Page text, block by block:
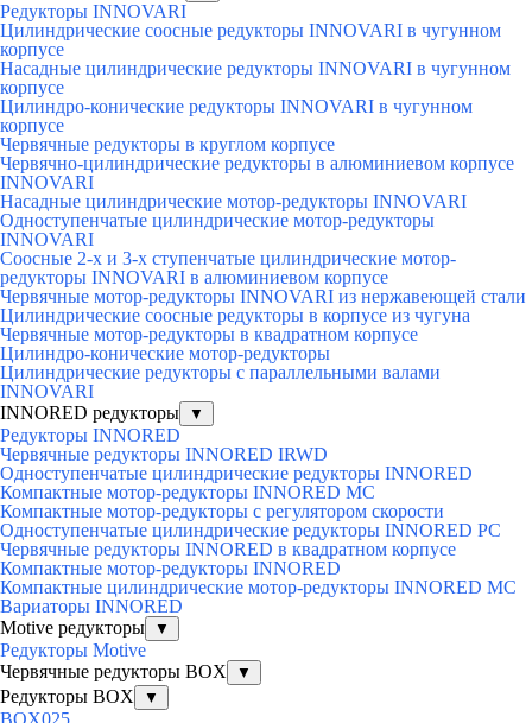
Редукторы INNOVARI
Цилиндрические соосные редукторы INNOVARI в чугунном
корпусе
Насадные цилиндрические редукторы INNOVARI в чугунном
корпусе
Цилиндро-конические редукторы INNOVARI в чугунном
корпусе
Червячные редукторы в круглом корпусе
Червячно-цилиндрические редукторы в алюминиевом корпусе
INNOVARI
Насадные цилиндрические мотор-редукторы INNOVARI
Одноступенчатые цилиндрические мотор-редукторы
INNOVARI
Соосные 2-х и 3-х ступенчатые цилиндрические мотор-
редукторы INNOVARI в алюминиевом корпусе
Червячные мотор-редукторы INNOVARI из нержавеющей стали
Цилиндрические соосные редукторы в корпусе из чугуна
Червячные мотор-редукторы в квадратном корпусе
Цилиндро-конические мотор-редукторы
Цилиндрические редукторы с параллельными валами
INNOVARI
INNORED редукторы
▼
Редукторы INNORED
Червячные редукторы INNORED IRWD
Одноступенчатые цилиндрические редукторы INNORED
Компактные мотор-редукторы INNORED MC
Компактные мотор-редукторы с регулятором скорости
Одноступенчатые цилиндрические редукторы INNORED PC
Червячные редукторы INNORED в квадратном корпусе
Компактные мотор-редукторы INNORED
Компактные цилиндрические мотор-редукторы INNORED MC
Вариаторы INNORED
Motive редукторы
▼
Редукторы Motive
Червячные редукторы BOX
▼
Редукторы BOX ▼
BOX025